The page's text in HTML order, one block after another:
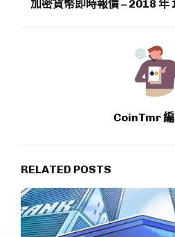
加密貨幣即時報價 – 2018
CoinTmr
RELATED POSTS